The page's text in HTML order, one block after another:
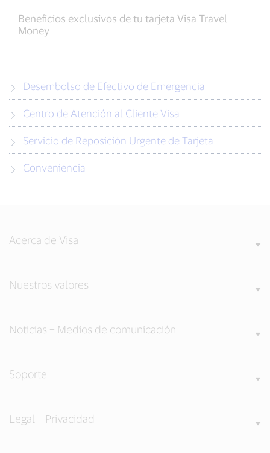
Beneficios exclusivos de tu tarjeta Visa Travel
Money
Desembolso de Efectivo de Emergencia
Centro de Atención al Cliente Visa
Servicio de Reposición Urgente de Tarjeta
Conveniencia
Acerca de Visa
Nuestros valores
Noticias + Medios de comunicación
Soporte
Legal + Privacidad